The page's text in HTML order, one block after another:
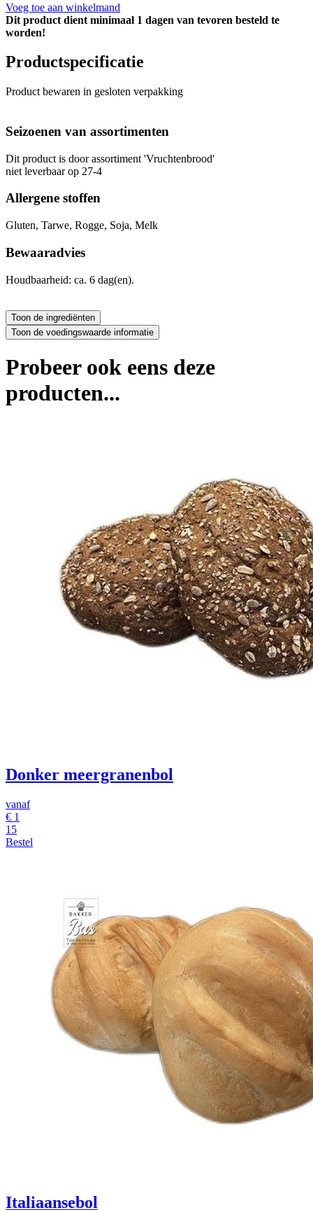
Voeg toe aan winkelmand
Dit product dient minimaal 1 dagen van tevoren besteld te
worden!
Productspecificatie
Product bewaren in gesloten verpakking
Seizoenen van assortimenten
Dit product is door assortiment 'Vruchtenbrood'
niet leverbaar op 27-4
Allergene stoffen
Gluten, Tarwe, Rogge, Soja, Melk
Bewaaradvies
Houdbaarheid: ca. 6 dag(en).
Probeer ook eens deze
producten...
Donker meergranenbol
vanaf
€ 1
15
Bestel
Italiaansebol